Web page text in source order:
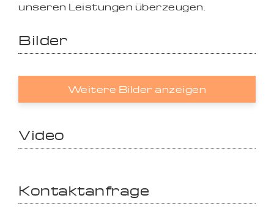
unseren Leistungen überzeugen.
Bilder
Weitere Bilder anzeigen
Video
Kontaktanfrage